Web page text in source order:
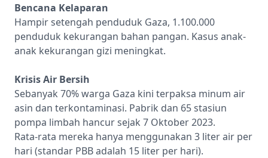
Bencana Kelaparan
Hampir setengah penduduk Gaza, 1.100.000
penduduk kekurangan bahan pangan. Kasus anak-
anak kekurangan gizi meningkat.
Krisis Air Bersih
Sebanyak 70% warga Gaza kini terpaksa minum air
asin dan terkontaminasi. Pabrik dan 65 stasiun
pompa limbah hancur sejak 7 Oktober 2023.
Rata-rata mereka hanya menggunakan 3 liter air per
hari (standar PBB adalah 15 liter per hari).